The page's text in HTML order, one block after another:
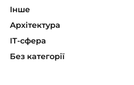
Інше
Архітектура
ІТ-сфера
Без категорії